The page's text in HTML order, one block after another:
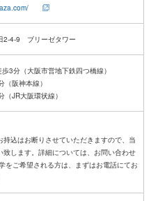
2-4-9 ブリーゼタワー
3分（大阪市営地下鉄四つ橋線）
阪神本線）
JR大阪環状線）
込はお断りさせていただきますので、当
致します。詳細については、お問い合わせ
をご希望される方は、まずはお電話にてお